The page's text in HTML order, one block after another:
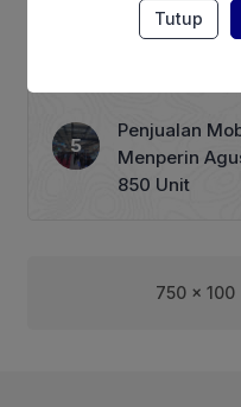
Lokakarya
Tata Kelola
Penjualan
Menperin
850 Unit
750 x 100
Tutup